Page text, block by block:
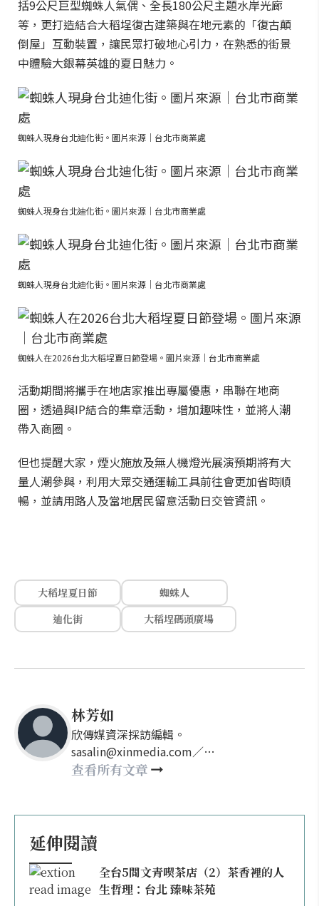
括9公尺巨型蜘蛛人氣偶、全長180公尺主題水岸光廊
等，更打造結合大稻埕復古建築與在地元素的「復古顛
倒屋」互動裝置，讓民眾打破地心引力，在熟悉的街景
中體驗大銀幕英雄的夏日魅力。
蜘蛛人現身台北迪化街。圖片來源｜台北市商業處
蜘蛛人現身台北迪化街。圖片來源｜台北市商業處
蜘蛛人現身台北迪化街。圖片來源｜台北市商業處
蜘蛛人在2026台北大稻埕夏日節登場。圖片來源｜台北市商業處
活動期間將攜手在地店家推出專屬優惠，串聯在地商
圈，透過與IP結合的集章活動，增加趣味性，並將人潮
帶入商圈。
但也提醒大家，煙火施放及無人機燈光展演預期將有大
量人潮參與，利用大眾交通運輸工具前往會更加省時順
暢，並請用路人及當地居民留意活動日交管資訊。
大稻埕夏日節
蜘蛛人
迪化街
大稻埕碼頭廣場
林芳如
欣傳媒資深採訪編輯。
sasalin@xinmedia.com／
happy21917@gmail.com
查看所有文章
延伸閱讀
全台5間文青喫茶店（2）茶香裡的人
生哲理：台北 臻味茶苑